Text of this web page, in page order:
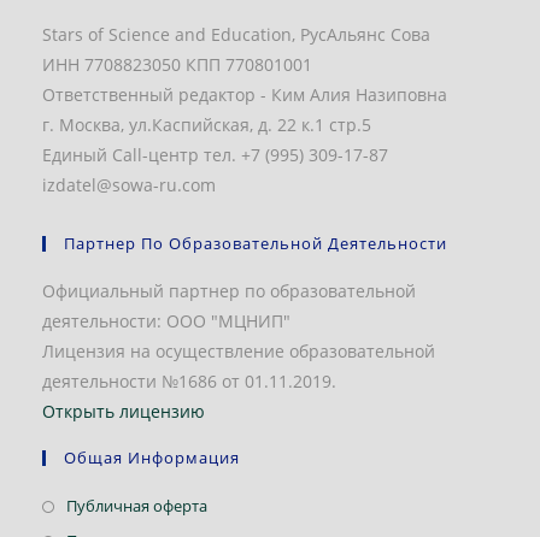
Stars of Science and Education, РусАльянс Сова
ИНН 7708823050 КПП 770801001
Ответственный редактор - Ким Алия Назиповна
г. Москва, ул.Каспийская, д. 22 к.1 стр.5
Единый Call-центр тел. +7 (995) 309-17-87
izdatel@sowa-ru.com
Партнер По Образовательной Деятельности
Официальный партнер по образовательной
деятельности: ООО "МЦНИП"
Лицензия на осуществление образовательной
деятельности №1686 от 01.11.2019.
Открыть лицензию
Общая Информация
Публичная офертаОткроется